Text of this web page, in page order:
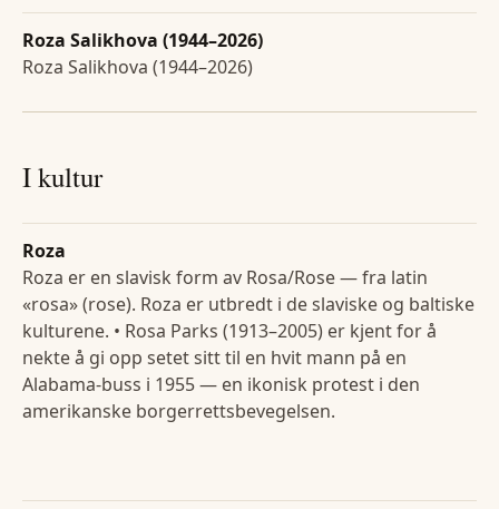
Roza Salikhova (1944–2026)
Roza Salikhova (1944–2026)
I kultur
Roza
Roza er en slavisk form av Rosa/Rose — fra latin
«rosa» (rose). Roza er utbredt i de slaviske og baltiske
kulturene. • Rosa Parks (1913–2005) er kjent for å
nekte å gi opp setet sitt til en hvit mann på en
Alabama-buss i 1955 — en ikonisk protest i den
amerikanske borgerrettsbevegelsen.